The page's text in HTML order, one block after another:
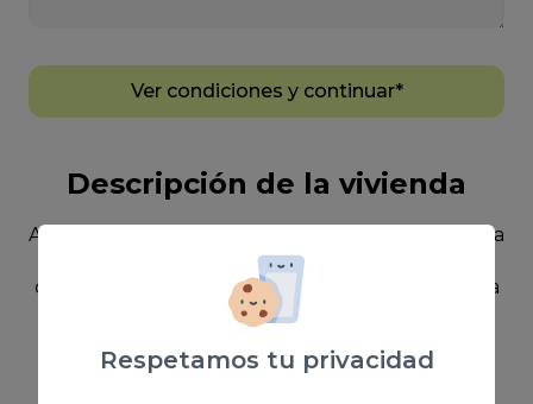
Ver condiciones y continuar*
Descripción de la vivienda
Acogedor piso en alquiler por larga duración en la
zona de La Isleta, ideal para quienes buscan
comodidad y funcionalidad. ~~La vivienda cuenta
con 2 dormitorios, uno de ellos habilitado como
espacio multifuncional. Dispone de un luminoso
Respetamos tu privacidad